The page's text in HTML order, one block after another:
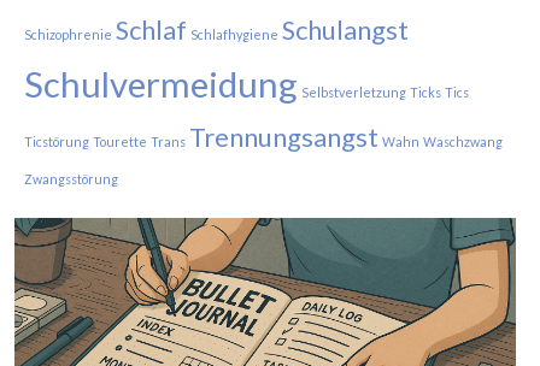
Schizophrenie Schlaf Schlafhygiene Schulangst
Schulvermeidung Selbstverletzung Ticks Tics
Ticstörung Tourette Trans Trennungsangst Wahn Waschzwang
Zwangsstörung